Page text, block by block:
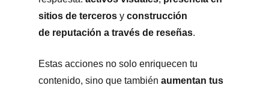
sitios de terceros y construcción
de reputación a través de reseñas.
Estas acciones no solo enriquecen tu
contenido, sino que también aumentan tus